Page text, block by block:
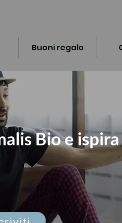
Buoni regalo
Bio e